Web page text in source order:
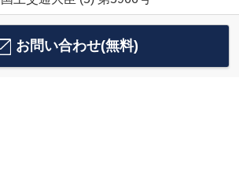
お問い合わせ(無料)